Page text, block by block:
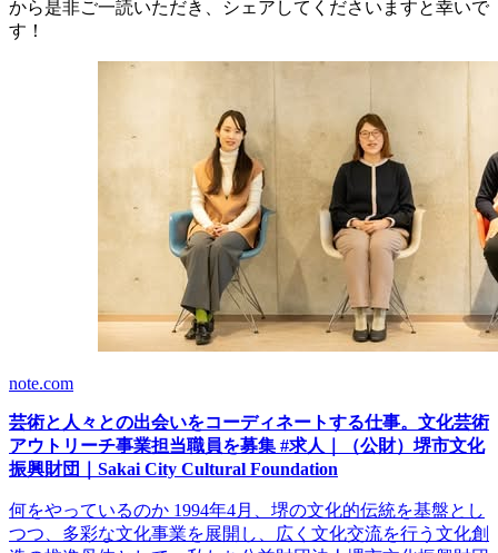
から是非ご一読いただき、シェアしてくださいますと幸いで
す！
note.com
芸術と人々との出会いをコーディネートする仕事。文化芸術
アウトリーチ事業担当職員を募集 #求人｜（公財）堺市文化
振興財団｜Sakai City Cultural Foundation
何をやっているのか 1994年4月、堺の文化的伝統を基盤とし
つつ、多彩な文化事業を展開し、広く文化交流を行う文化創